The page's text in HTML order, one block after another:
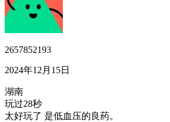
2657852193
2024年12月15日
湖南
玩过28秒
太好玩了 是低血压的良药。